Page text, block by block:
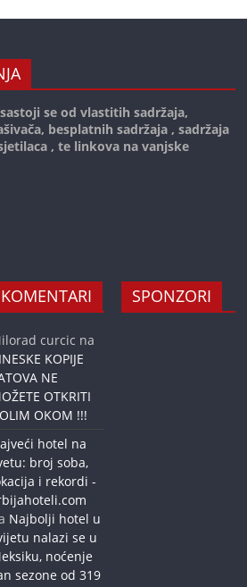
se od vlastitih sadržaja,
besplatnih sadržaja , sadržaja
, te linkova na vanjske
KOMENTARI
curcic na
KOPIJE
NE
OTKRITI
OKOM !!!
hotel na
broj soba,
i rekordi -
Najbolji hotel u
nalazi se u
noćenje
sezone od 319
SPONZORI